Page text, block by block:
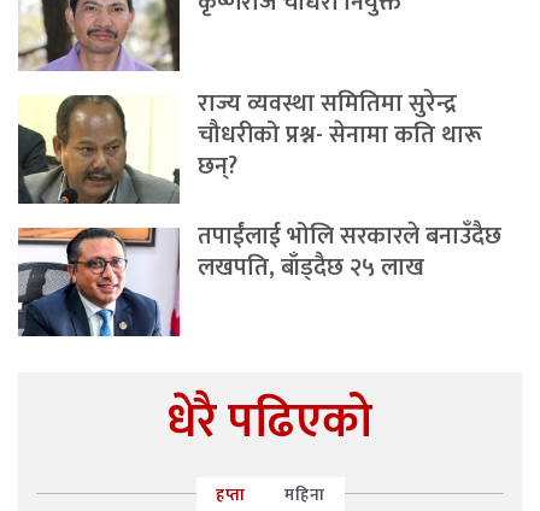
राज्य व्यवस्था समितिमा सुरेन्द्र
चौधरीको प्रश्न- सेनामा कति थारू
छन्?
तपाईंलाई भोलि सरकारले बनाउँदैछ
लखपति, बाँड्दैछ २५ लाख
धेरै पढिएको
हप्ता महिना